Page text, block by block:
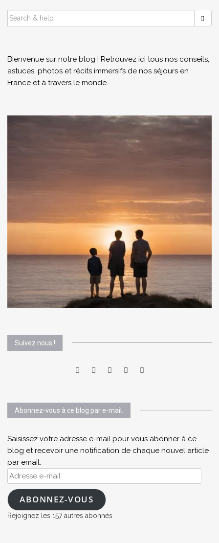
SEARCH
FOR:
Bienvenue sur notre blog ! Retrouvez ici tous nos conseils,
astuces, photos et récits immersifs de nos séjours en
France et à travers le monde.
Suivez nous !
Abonnez-vous à ce blog par e-mail.
Saisissez votre adresse e-mail pour vous abonner à ce
blog et recevoir une notification de chaque nouvel article
par email.
Adresse
e-
mailABONNEZ-VOUS
Rejoignez les 157 autres abonnés